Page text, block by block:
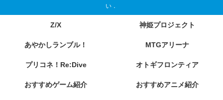
い．
Z/X 神姫プロジェクト
あやかしランブル！ MTGアリーナ
プリコネ！Re:Dive オトギフロンティア
おすすめゲーム紹介 おすすめアニメ紹介